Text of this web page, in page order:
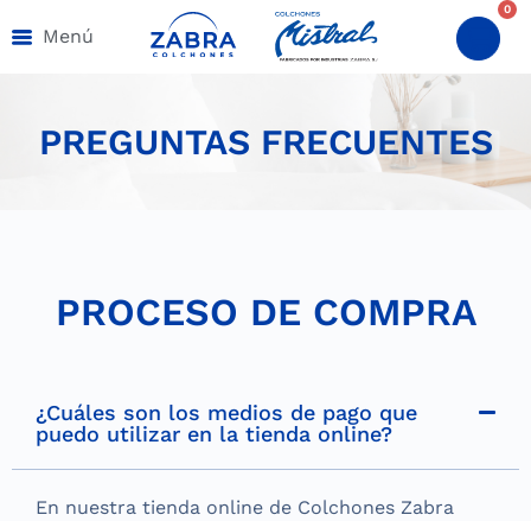
Menú
0
PREGUNTAS FRECUENTES
PROCESO DE COMPRA
¿Cuáles son los medios de pago que
puedo utilizar en la tienda online?
En nuestra tienda online de Colchones Zabra